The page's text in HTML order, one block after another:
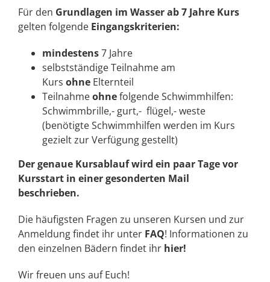
Für den Grundlagen im Wasser ab 7 Jahre Kurs
gelten folgende Eingangskriterien:
mindestens7 Jahre
selbstständige Teilnahme am
Kurs ohne Elternteil
Teilnahmeohnefolgende Schwimmhilfen:
Schwimmbrille,- gurt,- flügel,- weste
(benötigte Schwimmhilfen werden im Kurs
gezielt zur Verfügung gestellt)
Der genaue Kursablauf wird ein paar Tage vor
Kursstart in einer gesonderten Mail
beschrieben.
Die häufigsten Fragen zu unseren Kursen und zur
Anmeldung findet ihr unter FAQ! Informationen zu
den einzelnen Bädern findet ihr hier!
Wir freuen uns auf Euch!